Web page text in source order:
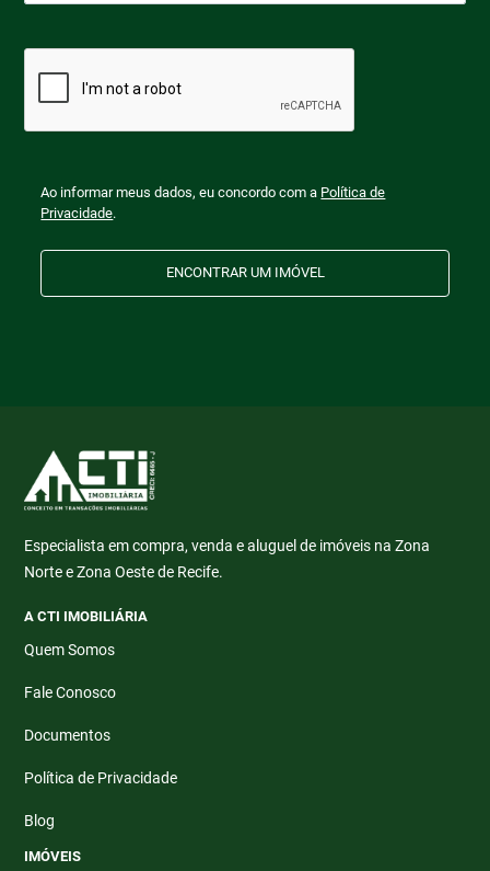
Ao informar meus dados, eu concordo com a Política de
Privacidade.
ENCONTRAR UM IMÓVEL
Especialista em compra, venda e aluguel de imóveis na Zona
Norte e Zona Oeste de Recife.
A CTI IMOBILIÁRIA
Quem Somos
Fale Conosco
Documentos
Política de Privacidade
Blog
IMÓVEIS